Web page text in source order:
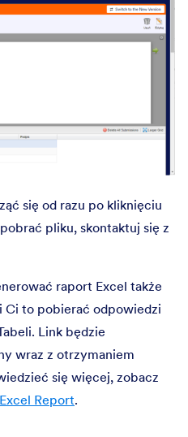
się od razu po kliknięciu
pliku, skontaktuj się z
raport Excel także
Ci to pobierać odpowiedzi
Link będzie
wraz z otrzymaniem
się więcej, zobacz
Report.